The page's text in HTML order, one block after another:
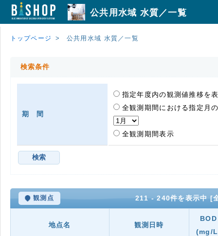
公共用水域 水質／一覧
トップページ 公共用水域 水質／一覧
検索条件
期 間
指定年度内の観測値推移を
全観測期間における指定月
全観測期間表示
観測点 211 - 240件を表示
地点名 観測日時
BOD
(mg/